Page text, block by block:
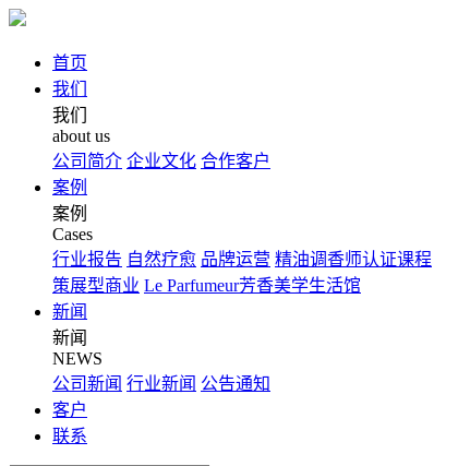
首页
我们
我们
about us
公司简介 企业文化 合作客户
案例
案例
Cases
行业报告 自然疗愈 品牌运营 精油调香师认证课程
策展型商业 Le Parfumeur芳香美学生活馆
新闻
新闻
NEWS
公司新闻 行业新闻 公告通知
客户
联系